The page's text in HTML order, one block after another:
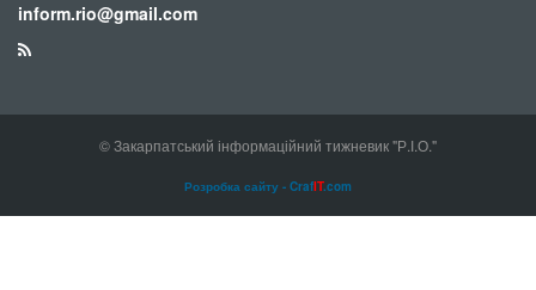
inform.rio@gmail.com
© Закарпатський інформаційний тижневик "Р.І.О."
Розробка сайту - CrafIT.com